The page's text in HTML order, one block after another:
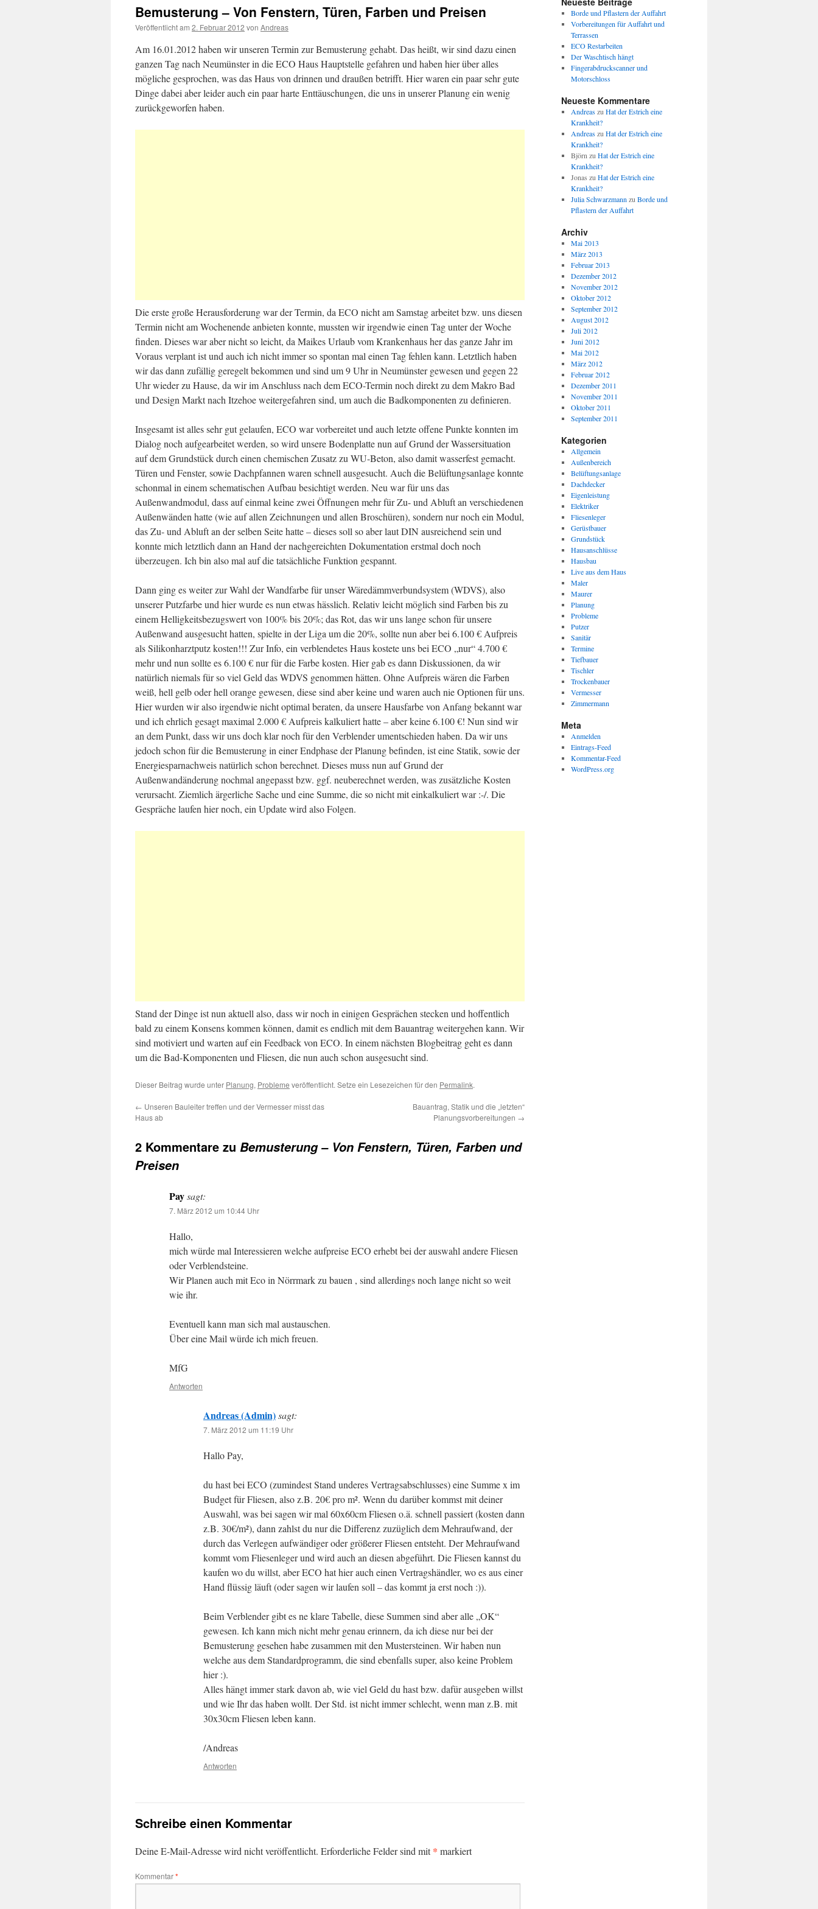
Bemusterung – Von Fenstern, Türen, Farben und Preisen
Veröffentlicht am 2. Februar 2012 von Andreas
Am 16.01.2012 haben wir unseren Termin zur Bemusterung gehabt. Das heißt, wir sind dazu einen
ganzen Tag nach Neumünster in die ECO Haus Hauptstelle gefahren und haben hier über alles
mögliche gesprochen, was das Haus von drinnen und draußen betrifft. Hier waren ein paar sehr gute
Dinge dabei aber leider auch ein paar harte Enttäuschungen, die uns in unserer Planung ein wenig
zurückgeworfen haben.
Die erste große Herausforderung war der Termin, da ECO nicht am Samstag arbeitet bzw. uns diesen
Termin nicht am Wochenende anbieten konnte, mussten wir irgendwie einen Tag unter der Woche
finden. Dieses war aber nicht so leicht, da Maikes Urlaub vom Krankenhaus her das ganze Jahr im
Voraus verplant ist und auch ich nicht immer so spontan mal einen Tag fehlen kann. Letztlich haben
wir das dann zufällig geregelt bekommen und sind um 9 Uhr in Neumünster gewesen und gegen 22
Uhr wieder zu Hause, da wir im Anschluss nach dem ECO-Termin noch direkt zu dem Makro Bad
und Design Markt nach Itzehoe weitergefahren sind, um auch die Badkomponenten zu definieren.
Insgesamt ist alles sehr gut gelaufen, ECO war vorbereitet und auch letzte offene Punkte konnten im
Dialog noch aufgearbeitet werden, so wird unsere Bodenplatte nun auf Grund der Wassersituation
auf dem Grundstück durch einen chemischen Zusatz zu WU-Beton, also damit wasserfest gemacht.
Türen und Fenster, sowie Dachpfannen waren schnell ausgesucht. Auch die Belüftungsanlage konnte
schonmal in einem schematischen Aufbau besichtigt werden. Neu war für uns das
Außenwandmodul, dass auf einmal keine zwei Öffnungen mehr für Zu- und Abluft an verschiedenen
Außenwänden hatte (wie auf allen Zeichnungen und allen Broschüren), sondern nur noch ein Modul,
das Zu- und Abluft an der selben Seite hatte – dieses soll so aber laut DIN ausreichend sein und
konnte mich letztlich dann an Hand der nachgereichten Dokumentation erstmal doch noch
überzeugen. Ich bin also mal auf die tatsächliche Funktion gespannt.
Dann ging es weiter zur Wahl der Wandfarbe für unser Wäredämmverbundsystem (WDVS), also
unserer Putzfarbe und hier wurde es nun etwas hässlich. Relativ leicht möglich sind Farben bis zu
einem Helligkeitsbezugswert von 100% bis 20%; das Rot, das wir uns lange schon für unsere
Außenwand ausgesucht hatten, spielte in der Liga um die 20%, sollte nun aber bei 6.100 € Aufpreis
als Silikonharztputz kosten!!! Zur Info, ein verblendetes Haus kostete uns bei ECO „nur“ 4.700 €
mehr und nun sollte es 6.100 € nur für die Farbe kosten. Hier gab es dann Diskussionen, da wir
natürlich niemals für so viel Geld das WDVS genommen hätten. Ohne Aufpreis wären die Farben
weiß, hell gelb oder hell orange gewesen, diese sind aber keine und waren auch nie Optionen für uns.
Hier wurden wir also irgendwie nicht optimal beraten, da unsere Hausfarbe von Anfang bekannt war
und ich ehrlich gesagt maximal 2.000 € Aufpreis kalkuliert hatte – aber keine 6.100 €! Nun sind wir
an dem Punkt, dass wir uns doch klar noch für den Verblender umentschieden haben. Da wir uns
jedoch schon für die Bemusterung in einer Endphase der Planung befinden, ist eine Statik, sowie der
Energiesparnachweis natürlich schon berechnet. Dieses muss nun auf Grund der
Außenwandänderung nochmal angepasst bzw. ggf. neuberechnet werden, was zusätzliche Kosten
verursacht. Ziemlich ärgerliche Sache und eine Summe, die so nicht mit einkalkuliert war :-/. Die
Gespräche laufen hier noch, ein Update wird also Folgen.
Stand der Dinge ist nun aktuell also, dass wir noch in einigen Gesprächen stecken und hoffentlich
bald zu einem Konsens kommen können, damit es endlich mit dem Bauantrag weitergehen kann. Wir
sind motiviert und warten auf ein Feedback von ECO. In einem nächsten Blogbeitrag geht es dann
um die Bad-Komponenten und Fliesen, die nun auch schon ausgesucht sind.
Dieser Beitrag wurde unter Planung, Probleme veröffentlicht. Setze ein Lesezeichen für den Permalink.
← Unseren Bauleiter treffen und der Vermesser misst das
Haus ab
Bauantrag, Statik und die „letzten“
Planungsvorbereitungen →
2 Kommentare zu Bemusterung – Von Fenstern, Türen, Farben und
Preisen
Paysagt:
7. März 2012 um 10:44 Uhr
Hallo,
mich würde mal Interessieren welche aufpreise ECO erhebt bei der auswahl andere Fliesen
oder Verblendsteine.
Wir Planen auch mit Eco in Nörrmark zu bauen , sind allerdings noch lange nicht so weit
wie ihr.
Eventuell kann man sich mal austauschen.
Über eine Mail würde ich mich freuen.
MfG
Antworten
Andreas (Admin)sagt:
7. März 2012 um 11:19 Uhr
Hallo Pay,
du hast bei ECO (zumindest Stand underes Vertragsabschlusses) eine Summe x im
Budget für Fliesen, also z.B. 20€ pro m². Wenn du darüber kommst mit deiner
Auswahl, was bei sagen wir mal 60x60cm Fliesen o.ä. schnell passiert (kosten dann
z.B. 30€/m²), dann zahlst du nur die Differenz zuzüglich dem Mehraufwand, der
durch das Verlegen aufwändiger oder größerer Fliesen entsteht. Der Mehraufwand
kommt vom Fliesenleger und wird auch an diesen abgeführt. Die Fliesen kannst du
kaufen wo du willst, aber ECO hat hier auch einen Vertragshändler, wo es aus einer
Hand flüssig läuft (oder sagen wir laufen soll – das kommt ja erst noch :)).
Beim Verblender gibt es ne klare Tabelle, diese Summen sind aber alle „OK“
gewesen. Ich kann mich nicht mehr genau erinnern, da ich diese nur bei der
Bemusterung gesehen habe zusammen mit den Mustersteinen. Wir haben nun
welche aus dem Standardprogramm, die sind ebenfalls super, also keine Problem
hier :).
Alles hängt immer stark davon ab, wie viel Geld du hast bzw. dafür ausgeben willst
und wie Ihr das haben wollt. Der Std. ist nicht immer schlecht, wenn man z.B. mit
30x30cm Fliesen leben kann.
/Andreas
Antworten
Schreibe einen Kommentar
Deine E-Mail-Adresse wird nicht veröffentlicht. Erforderliche Felder sind mit* markiert
Kommentar*
Borde und Pflastern der Auffahrt
Vorbereitungen für Auffahrt und
Terrassen
ECO Restarbeiten
Der Waschtisch hängt
Fingerabdruckscanner und
Motorschloss
Neueste Kommentare
Andreaszu Hat der Estrich eine
Krankheit?
Andreaszu Hat der Estrich eine
Krankheit?
Björn zu Hat der Estrich eine
Krankheit?
Jonas zu Hat der Estrich eine
Krankheit?
Julia Schwarzmann zu Borde und
Pflastern der Auffahrt
Archiv
Mai 2013
März 2013
Februar 2013
Dezember 2012
November 2012
Oktober 2012
September 2012
August 2012
Juli 2012
Juni 2012
Mai 2012
März 2012
Februar 2012
Dezember 2011
November 2011
Oktober 2011
September 2011
Kategorien
Allgemein
Außenbereich
Belüftungsanlage
Dachdecker
Eigenleistung
Elektriker
Fliesenleger
Gerüstbauer
Grundstück
Hausanschlüsse
Hausbau
Live aus dem Haus
Maler
Maurer
Planung
Probleme
Putzer
Sanitär
Termine
Tiefbauer
Tischler
Trockenbauer
Vermesser
Zimmermann
Meta
Anmelden
Eintrags-Feed
Kommentar-Feed
WordPress.org